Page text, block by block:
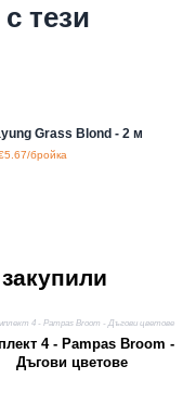
тези
Grass Blond - 2 м
бройка
4 - Pampas Broom -
Дъгови цветове